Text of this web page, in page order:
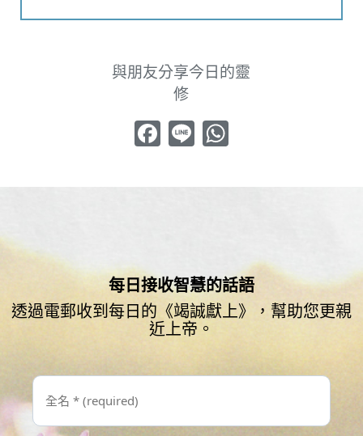
與朋友分享今日的靈
修
Facebook
Line WhatsApp
每日接收智慧的話語
透過電郵收到每日的《竭誠獻上》，幫助您更親
近上帝。